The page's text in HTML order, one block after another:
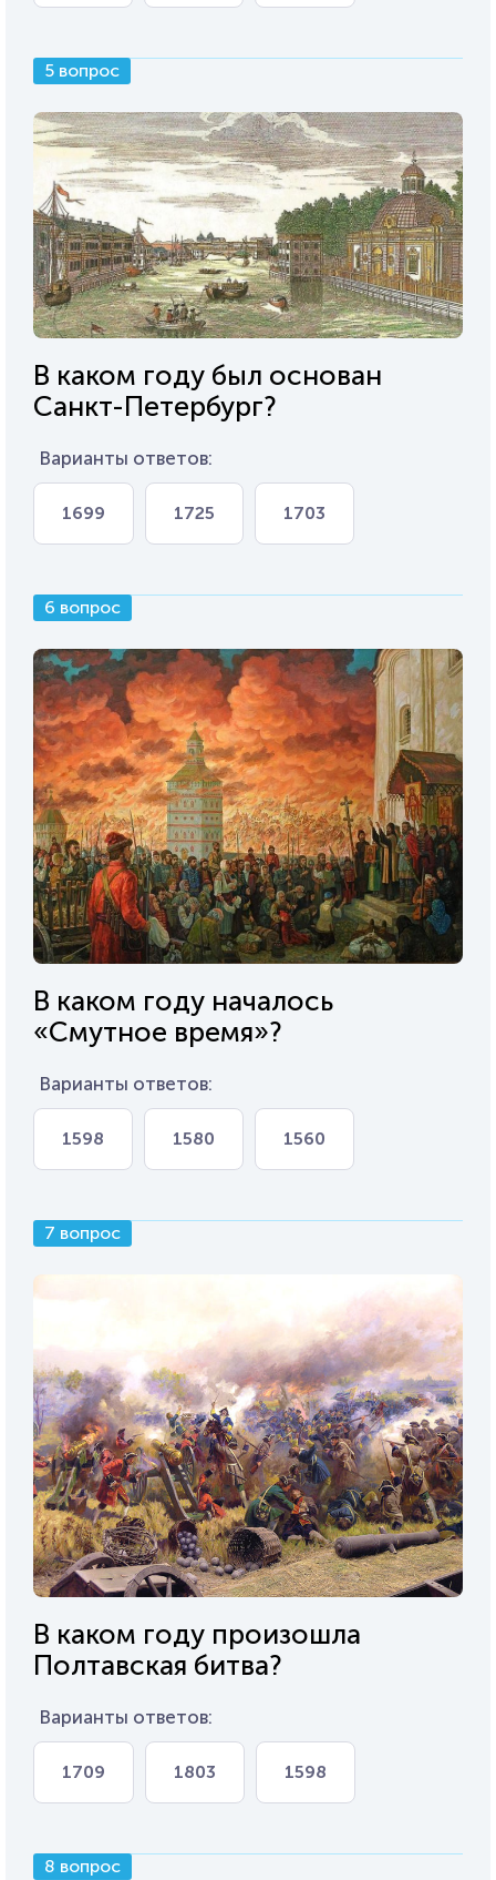
5 вопрос
В каком году был основан
Санкт-Петербург?
Варианты ответов:
1699 1725 1703
6 вопрос
В каком году началось
«Смутное время»?
Варианты ответов:
1598 1580 1560
7 вопрос
В каком году произошла
Полтавская битва?
Варианты ответов:
1709 1803 1598
8 вопрос